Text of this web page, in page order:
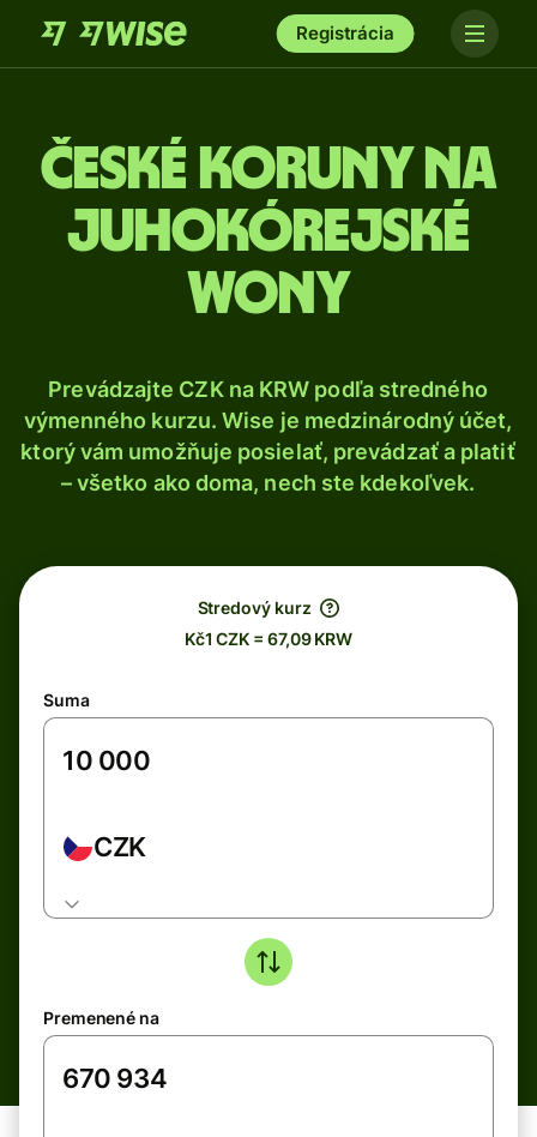
Registrácia
České koruny na
juhokórejské
wony
Prevádzajte CZK na KRW podľa stredného
výmenného kurzu. Wise je medzinárodný účet,
ktorý vám umožňuje posielať, prevádzať a platiť
– všetko ako doma, nech ste kdekoľvek.
Stredový kurz
Kč1 CZK = 67,09 KRW
Suma
CZK
Premenené na